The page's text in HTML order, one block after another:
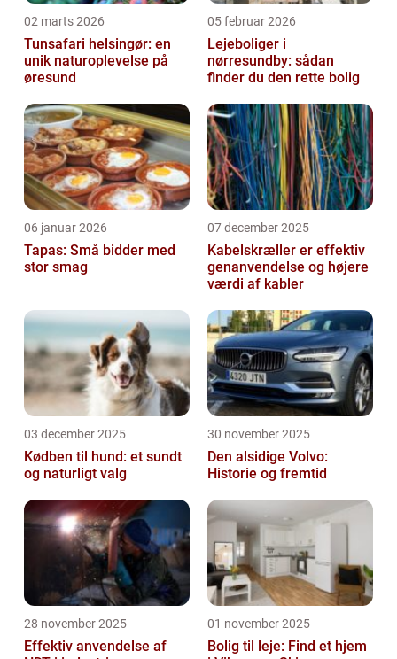
02 marts 2026
Tunsafari helsingør: en
unik naturoplevelse på
øresund
05 februar 2026
Lejeboliger i
nørresundby: sådan
finder du den rette bolig
06 januar 2026
Tapas: Små bidder med
stor smag
07 december 2025
Kabelskræller er effektiv
genanvendelse og højere
værdi af kabler
03 december 2025
Kødben til hund: et sundt
og naturligt valg
30 november 2025
Den alsidige Volvo:
Historie og fremtid
28 november 2025
Effektiv anvendelse af
01 november 2025
Bolig til leje: Find et hjem